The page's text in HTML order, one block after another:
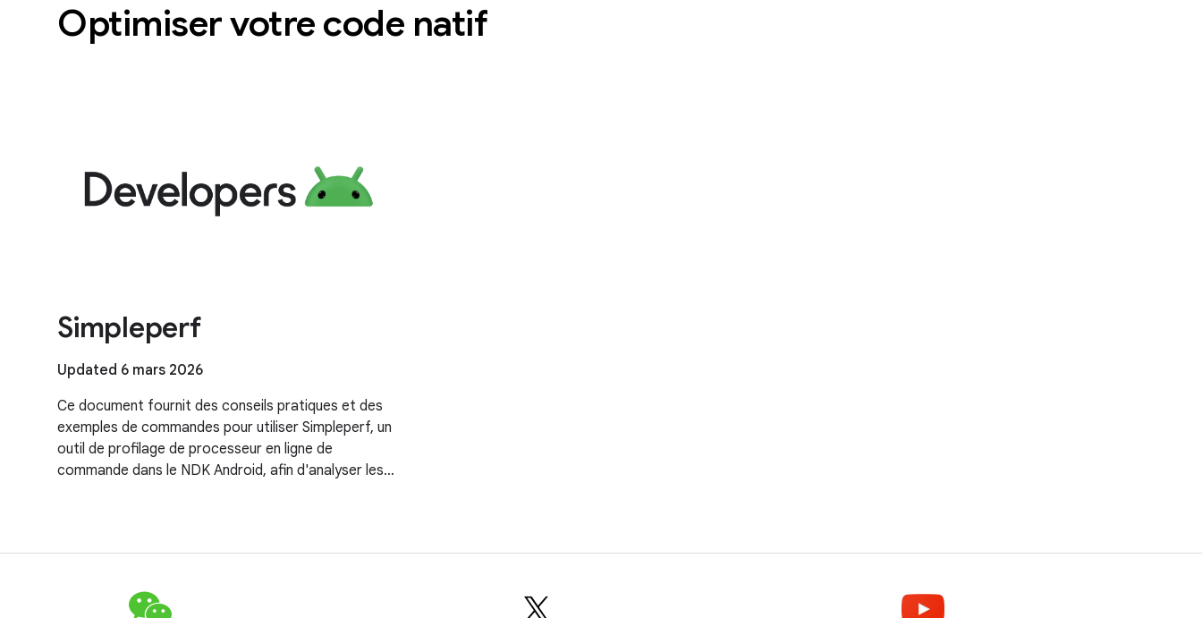
Optimiser votre code natif
Simpleperf
Updated 6 mars 2026
Ce document fournit des conseils pratiques et des
exemples de commandes pour utiliser Simpleperf, un
outil de profilage de processeur en ligne de
commande dans le NDK Android, afin d'analyser les